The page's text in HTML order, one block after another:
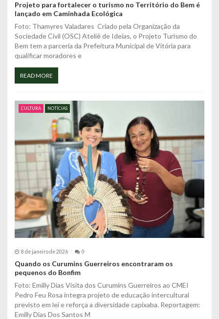
Projeto para fortalecer o turismo no Território do Bem é
lançado em Caminhada Ecológica
Foto: Thamyres Valadares Criado pela Organização da
Sociedade Civil (OSC) Ateliê de Ideias, o Projeto Turismo do
Bem tem a parceria da Prefeitura Municipal de Vitória para
qualificar moradores e
READ MORE
CULTURA NOTÍCIAS
8 de janeiro de 2026 0
Quando os Curumins Guerreiros encontraram os
pequenos do Bonfim
Foto: Emilly Dias Visita dos Curumins Guerreiros ao CMEI
Pedro Feu Rosa integra projeto de educação intercultural
previsto em lei e reforça a diversidade capixaba. Reportagem:
Emilly Dias Dos Santos M